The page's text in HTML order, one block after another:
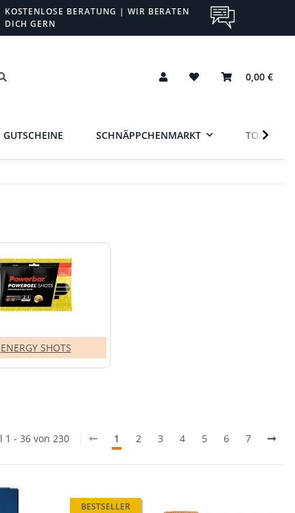
KOSTENLOSE BERATUNG | WIR BERATEN
DICH GERN
0,00 €
GUTSCHEINE SCHNÄPPCHENMARKT TOA
ENERGY SHOTS
1 - 36 von 230 1 2 3 4 5 6 7
BESTSELLER